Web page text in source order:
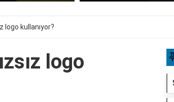
logo kullanıyor?
logo